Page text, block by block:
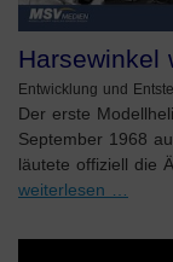
Harsewinkel
Entwicklung und
Der erste
September 1968
läutete offiziell die
weiterlesen …